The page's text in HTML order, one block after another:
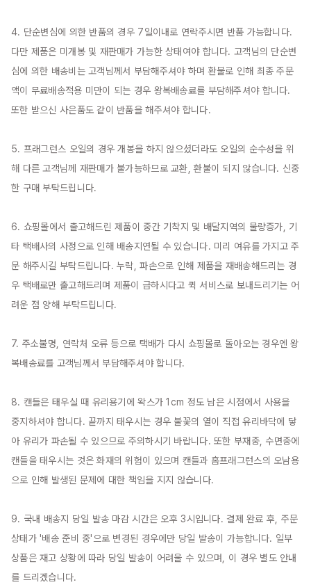
4. 단순변심에 의한 반품의 경우 7일이내로 연락주시면 반품 가능합니다.
다만 제품은 미개봉 및 재판매가 가능한 상태여야 합니다. 고객님의 단순변
심에 의한 배송비는 고객님께서 부담해주셔야 하며 환불로 인해 최종 주문
액이 무료배송적용 미만이 되는 경우 왕복배송료를 부담해주셔야 합니다.
또한 받으신 사은품도 같이 반품을 해주셔야 합니다.
5. 프래그런스 오일의 경우 개봉을 하지 않으셨더라도 오일의 순수성을 위
해 다른 고객님께 재판매가 불가능하므로 교환, 환불이 되지 않습니다. 신중
한 구매 부탁드립니다.
6. 쇼핑몰에서 출고해드린 제품이 중간 기착지 및 배달지역의 물량증가, 기
타 택배사의 사정으로 인해 배송지연될 수 있습니다. 미리 여유를 가지고 주
문 해주시길 부탁드립니다. 누락, 파손으로 인해 제품을 재배송해드리는 경
우 택배로만 출고해드리며 제품이 급하시다고 퀵 서비스로 보내드리기는 어
려운 점 양해 부탁드립니다.
7. 주소불명, 연락처 오류 등으로 택배가 다시 쇼핑몰로 돌아오는 경우엔 왕
복배송료를 고객님께서 부담해주셔야 합니다.
8. 캔들은 태우실 때 유리용기에 왁스가 1cm 정도 남은 시점에서 사용을
중지하셔야 합니다. 끝까지 태우시는 경우 불꽃의 열이 직접 유리바닥에 닿
아 유리가 파손될 수 있으므로 주의하시기 바랍니다. 또한 부재중, 수면중에
캔들을 태우시는 것은 화재의 위험이 있으며 캔들과 홈프래그런스의 오남용
으로 인해 발생된 문제에 대한 책임을 지지 않습니다.
9. 국내 배송지 당일 발송 마감 시간은 오후 3시입니다. 결제 완료 후, 주문
상태가 '배송 준비 중'으로 변경된 경우에만 당일 발송이 가능합니다. 일부
상품은 재고 상황에 따라 당일 발송이 어려울 수 있으며, 이 경우 별도 안내
를 드리겠습니다.